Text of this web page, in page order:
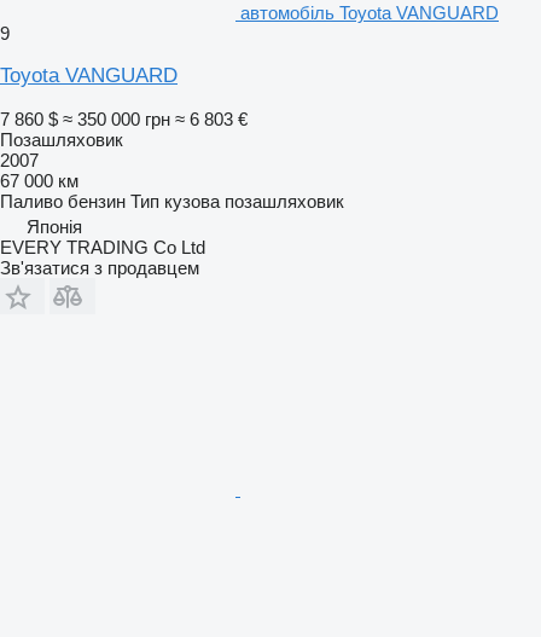
автомобіль Toyota VANGUARD
9
Toyota VANGUARD
7 860 $ ≈ 350 000 грн ≈ 6 803 €
Позашляховик
2007
67 000 км
Паливо бензин Тип кузова позашляховик
Японія
EVERY TRADING Co Ltd
Зв'язатися з продавцем